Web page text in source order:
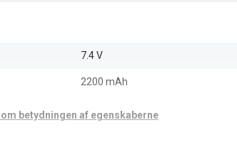
7.4 V
2200 mAh
betydningen af egenskaberne